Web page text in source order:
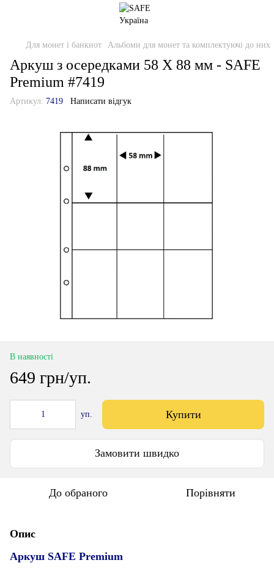
Для монет і банкнот Альбоми для монет та комплектуючі до них
Аркуш з осередками 58 Х 88 мм - SAFE
Premium #7419
Артикул: 7419 Написати відгук
В наявності
649 грн/уп.
уп. Купити
Замовити швидко
До обраного Порівняти
Опис
Аркуш SAFE Premium